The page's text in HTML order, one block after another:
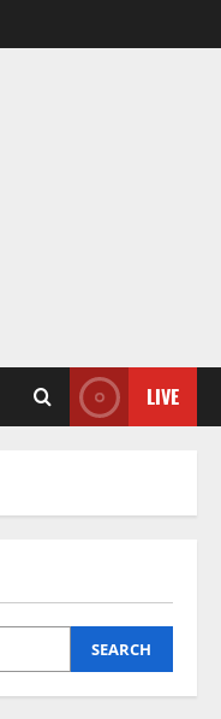
LIVE
SEARCH